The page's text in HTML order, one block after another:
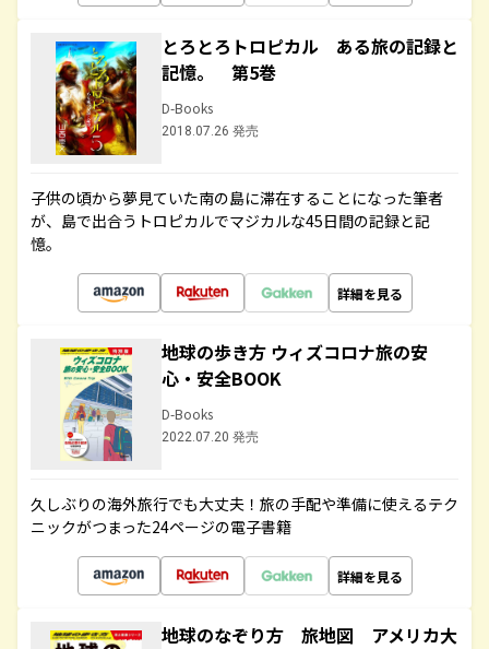
とろとろトロピカル ある旅の記録と
記憶。 第5巻
D-Books
2018.07.26 発売
子供の頃から夢見ていた南の島に滞在することになった筆者
が、島で出合うトロピカルでマジカルな45日間の記録と記
憶。
詳細を見る
地球の歩き方 ウィズコロナ旅の安
心・安全BOOK
D-Books
2022.07.20 発売
久しぶりの海外旅行でも大丈夫！旅の手配や準備に使えるテク
ニックがつまった24ページの電子書籍
詳細を見る
地球のなぞり方 旅地図 アメリカ大